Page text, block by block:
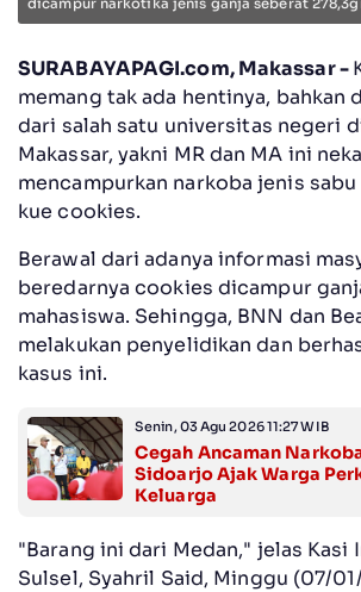
SURABAYAPAGI.com, Makassar -
memang tak ada hentinya, bahkan
dari salah satu universitas negeri
Makassar, yakni MR dan MA ini
mencampurkan narkoba jenis sabu
kue cookies.
Berawal dari adanya informasi
beredarnya cookies dicampur
mahasiswa. Sehingga, BNN dan
melakukan penyelidikan dan
kasus ini.
Senin, 03 Agu 2026 11:27 WIB
Cegah Ancaman
Sidoarjo Ajak Warga
Keluarga
"Barang ini dari Medan," jelas Kasi
Sulsel, Syahril Said, Minggu (07/